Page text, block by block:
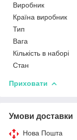
Виробник
Країна виробник
Тип
Вага
Кількість в наборі
Стан
Приховати
Умови доставки
Нова Пошта